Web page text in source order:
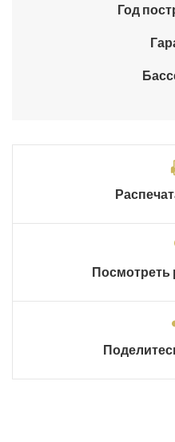
Год
Посмотреть